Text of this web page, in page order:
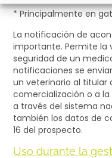
* Principalmente en
La notificación de
importante. Permite la
seguridad de un
notificaciones se
un veterinario al titular
comercialización o a
a través del sistema
también los datos de
16 del prospecto.
Uso durante la